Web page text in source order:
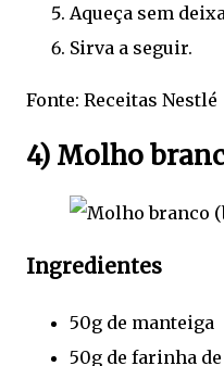
Aqueça sem
Sirva a seguir.
Fonte: Receitas Nestlé
4) Molho
Ingredientes
50g de manteiga
50g de farinha